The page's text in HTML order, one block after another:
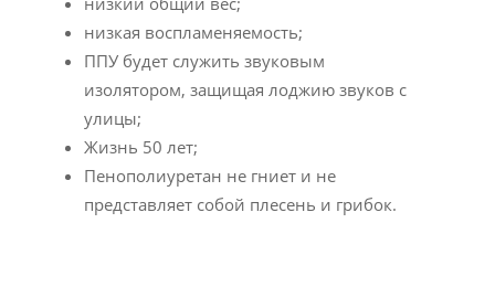
низкая воспламеняемость;
ППУ будет служить звуковым
изолятором, защищая лоджию звуков с
улицы;
Жизнь 50 лет;
Пенополиуретан не гниет и не
представляет собой плесень и грибок.